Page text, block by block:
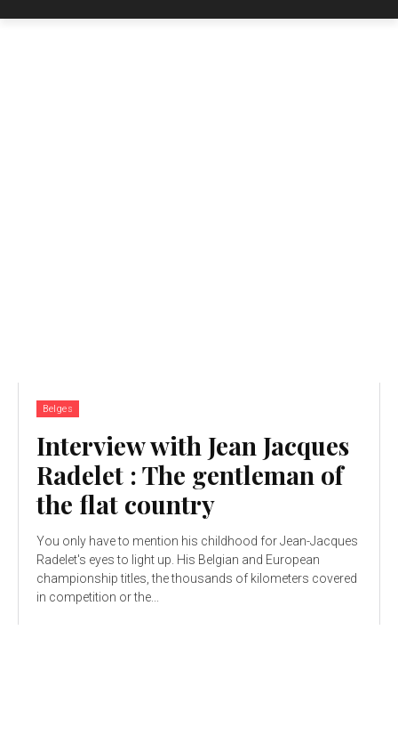
Belges
Interview with Jean Jacques
Radelet : The gentleman of
the flat country
You only have to mention his childhood for Jean-Jacques
Radelet's eyes to light up. His Belgian and European
championship titles, the thousands of kilometers covered
in competition or the...